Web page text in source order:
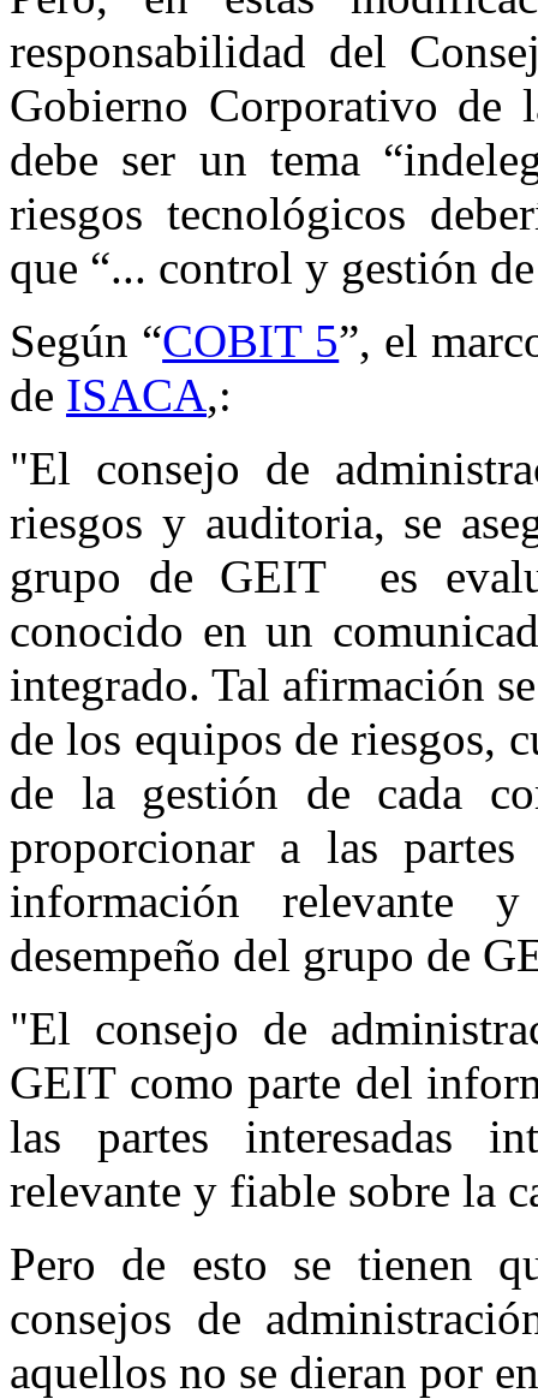
responsabilidad del
Gobierno Corporativo de
debe ser un tema
riesgos tecnológicos
que “... control y gestión
Según “COBIT 5”, el
de ISACA,:
"El consejo de
riesgos y auditoria, se
grupo de GEIT es
conocido en un
integrado. Tal afirmación
de los equipos de riesgos,
de la gestión de cada
proporcionar a las partes
información relevante
desempeño del grupo de
"El consejo de
GEIT como parte del
las partes interesadas
relevante y fiable sobre la
Pero de esto se tienen
consejos de
aquellos no se dieran por